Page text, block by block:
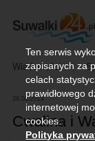
Wiadomości
28.09.2014
Cwalina i
Ten serwis
zapisanych za
celach
prawidłowego
internetowej
cookies.
Polityka